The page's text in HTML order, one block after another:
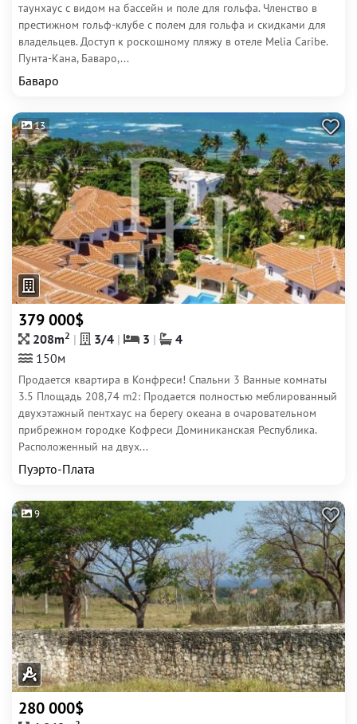
таунхаус с видом на бассейн и поле для гольфа. Членство в
престижном гольф-клубе с полем для гольфа и скидками для
владельцев. Доступ к роскошному пляжу в отеле Melia Caribe.
Пунта-Кана, Баваро,...
Баваро
13
379 000$
208m2 3/4 3
4
150м
Продается квартира в Конфреси! Спальни 3 Ванные комнаты
3.5 Площадь 208,74 m2: Продается полностью меблированный
двухэтажный пентхаус на берегу океана в очаровательном
прибрежном городке Кофреси Доминиканская Республика.
Расположенный на двух...
Пуэрто-Плата
9
280 000$